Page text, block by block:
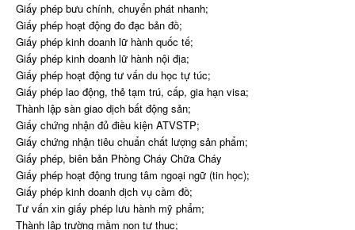
Giấy phép bưu chính, chuyển phát nhanh;
Giấy phép hoạt động đo đạc bản đồ;
Giấy phép kinh doanh lữ hành quốc tế;
Giấy phép kinh doanh lữ hành nội địa;
Giấy phép hoạt động tư vấn du học tự túc;
Giấy phép lao động, thẻ tạm trú, cấp, gia hạn visa;
Thành lập sàn giao dịch bất động sản;
Giấy chứng nhận đủ điều kiện ATVSTP;
Giấy chứng nhận tiêu chuẩn chất lượng sản phẩm;
Giấy phép, biên bản Phòng Cháy Chữa Cháy
Giấy phép hoạt động trung tâm ngoại ngữ (tin học);
Giấy phép kinh doanh dịch vụ cầm đồ;
Tư vấn xin giấy phép lưu hành mỹ phẩm;
Thành lập trường mầm non tư thục;